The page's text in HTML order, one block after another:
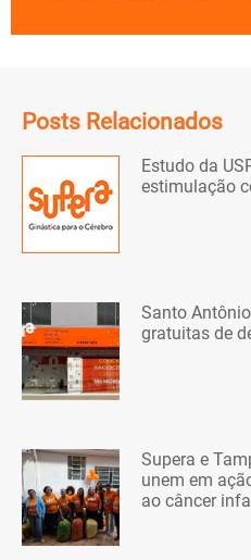
Posts Relacionados
Estudo da
estimulação
Santo
gratuitas de
Supera e
unem em
ao câncer